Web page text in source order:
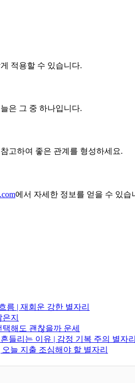
적용할 수 있습니다.
은 그 중 하나입니다.
고하여 좋은 관계를 형성하세요.
에서 자세한 정보를 얻을 수 있습
름 | 재회운 강한 별자리
지
해도 괜찮을까 운세
들리는 이유 | 감정 기복 주의 별자리
늘 지출 조심해야 할 별자리